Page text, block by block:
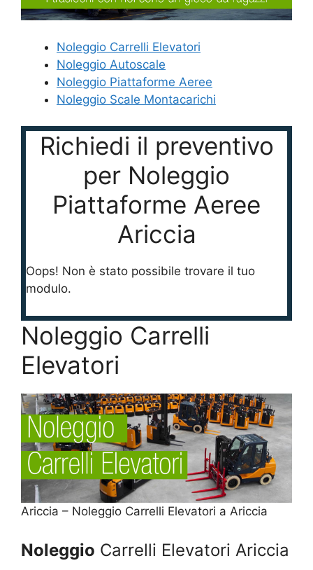
Noleggio Carrelli Elevatori
Noleggio Autoscale
Noleggio Piattaforme Aeree
Noleggio Scale Montacarichi
Richiedi il preventivo
per Noleggio
Piattaforme Aeree
Ariccia
Oops! Non è stato possibile trovare il tuo
modulo.
Noleggio Carrelli
Elevatori
Ariccia – Noleggio Carrelli Elevatori a Ariccia
Noleggio Carrelli Elevatori Ariccia